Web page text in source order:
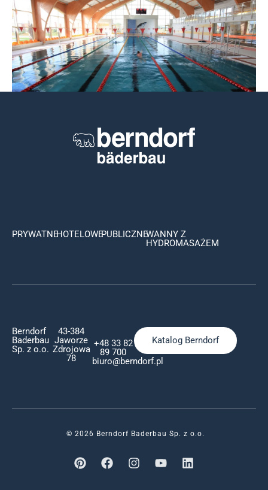
Nowy Artykuł w Builder Polska
PRYWATNEHOTELOWEPUBLICZNEWANNY Z
HYDROMASAŻEM
Berndorf
Baderbau
Sp. z o.o.
43-384
Jaworze
Zdrojowa
78
+48 33 82
89 700
biuro@berndorf.pl
Katalog Berndorf
© 2026 Berndorf Baderbau Sp. z o.o.